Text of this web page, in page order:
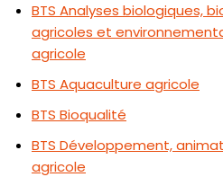
BTS Analyses biologiques,
agricoles et
agricole
BTS Aquaculture agricole
BTS Bioqualité
BTS Développement,
agricole